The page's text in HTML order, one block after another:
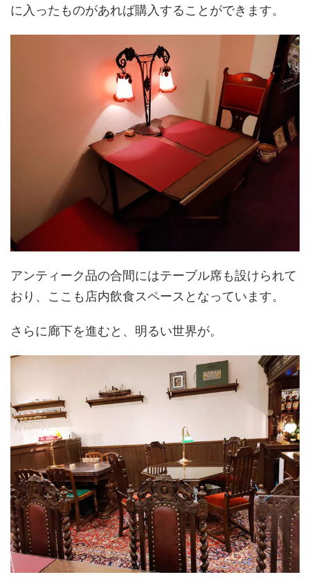
に入ったものがあれば購入することができます。
アンティーク品の合間にはテーブル席も設けられて
おり、ここも店内飲食スペースとなっています。
さらに廊下を進むと、明るい世界が。